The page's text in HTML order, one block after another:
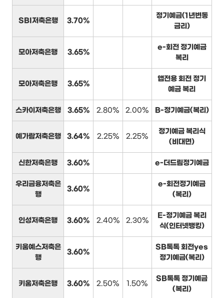
SBI저축은행 3.70%
정기예금(1년변동
금리)
모아저축은행 3.65%
e-회전 정기예금
복리
모아저축은행 3.65%
앱전용 회전 정기
예금 복리
스카이저축은행 3.65% 2.80% 2.00% B-정기예금(복리)
예가람저축은행 3.64% 2.25% 2.25%
정기예금 복리식
(비대면)
신한저축은행 3.60% e-더드림정기예금
우리금융저축은
행
3.60%
e-회전정기예금
(복리)
인성저축은행 3.60% 2.40% 2.30%
E-정기예금 복리
식(인터넷뱅킹)
키움예스저축은
행
3.60%
SB톡톡 회전yes
정기예금(복리)
키움저축은행 3.60% 2.50% 1.50%
SB톡톡 정기예금
(복리)